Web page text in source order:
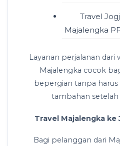
Travel
Majalengka
Layanan perjalanan dari
Majalengka cocok
bepergian tanpa
tambahan setelah
Travel Majalengka ke
Bagi pelanggan dari